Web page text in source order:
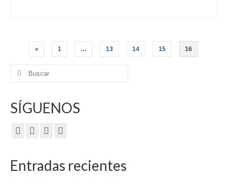
Paginación
de
entradas
« 1 … 13 14 15 16
Buscar
SÍGUENOS
Entradas recientes